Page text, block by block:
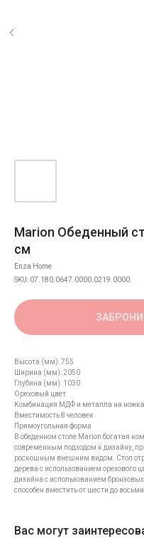
Marion Обеденный
см
Enza Home
SKU: 07.180.0647.0000.0219.0000.
Высота (мм): 755
Ширина (мм): 2050
Глубина (мм): 1030
Ореховый цвет
Комбинация МДФ и металла на
Вместимость 8 человек
Прямоугольная форма
В обеденном столе Marion богатая
современным подходом к дизайну,
роскошным внешним видом. Стол
дерева с использованием орехового
дизайна с использованием
способен вместить от шести до восьми
Вас могут